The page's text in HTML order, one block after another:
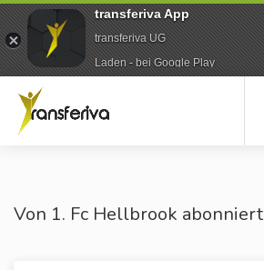
Von 1. Fc Hellbrook abonniert
transferiva App
transferiva UG
Laden - bei Google Play